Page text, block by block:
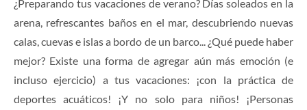
¿Preparando tus vacaciones de verano? Días soleados en la
arena, refrescantes baños en el mar, descubriendo nuevas
calas, cuevas e islasa bordo de un barco..
. ¿Qué puede haber
mejor? Existe una forma de agregar aún más emoción (e
incluso ejercicio) a tus vacaciones: ¡con la práctica de
deportes acuáticos! ¡Y no solo para niños! ¡Personas